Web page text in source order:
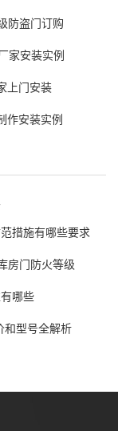
防盗门订购
家安装实例
上门安装
作安装实例
措施有哪些要求
房门防火等级
哪些
和型号全解析